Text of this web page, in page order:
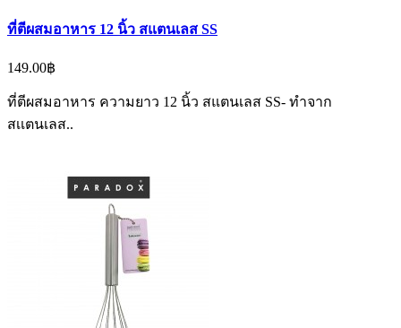
ที่ตีผสมอาหาร 12 นิ้ว สแตนเลส SS
149.00฿
ที่ตีผสมอาหาร ความยาว 12 นิ้ว สแตนเลส SS- ทำจาก
สเเตนเลส..